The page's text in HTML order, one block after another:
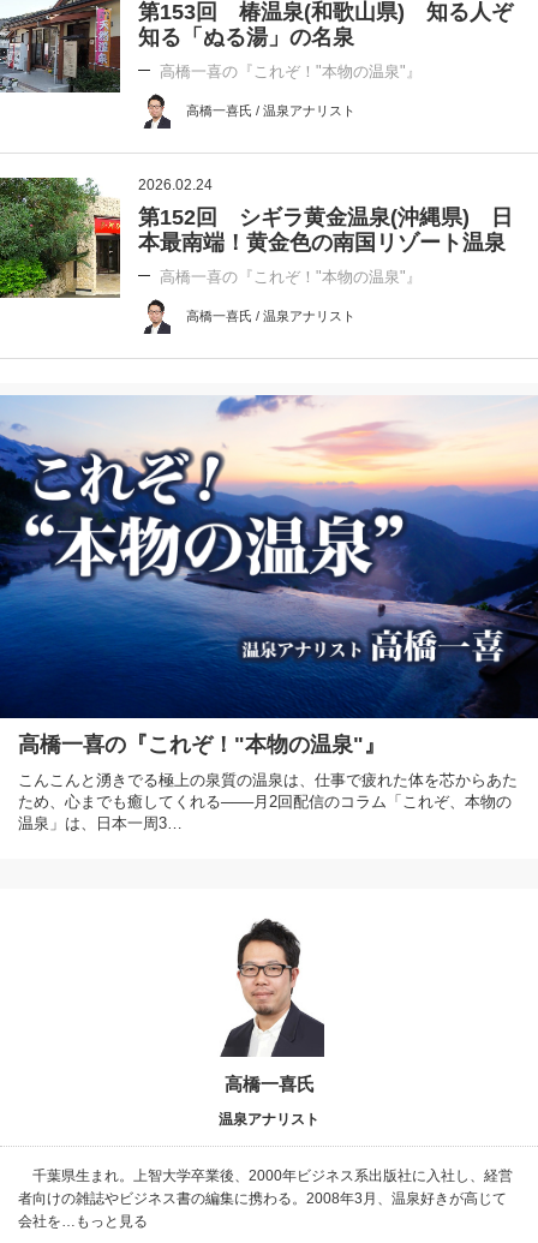
第153回 椿温泉(和歌山県) 知る人ぞ
知る「ぬる湯」の名泉
高橋一喜の『これぞ！"本物の温泉"』
高橋一喜氏 / 温泉アナリスト
2026.02.24
第152回 シギラ黄金温泉(沖縄県) 日
本最南端！黄金色の南国リゾート温泉
高橋一喜の『これぞ！"本物の温泉"』
高橋一喜氏 / 温泉アナリスト
高橋一喜の『これぞ！"本物の温泉"』
こんこんと湧きでる極上の泉質の温泉は、仕事で疲れた体を芯からあた
ため、心までも癒してくれる───月2回配信のコラム「これぞ、本物の
温泉」は、日本一周3…
高橋一喜氏
温泉アナリスト
千葉県生まれ。上智大学卒業後、2000年ビジネス系出版社に入社し、経営
者向けの雑誌やビジネス書の編集に携わる。2008年3月、温泉好きが高じて
会社を…もっと見る